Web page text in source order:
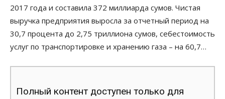
2017 года и составила 372 миллиарда сумов. Чистая
выручка предприятия выросла за отчетный период на
30,7 процента до 2,75 триллиона сумов, себестоимость
услуг по транспортировке и хранению газа – на 60,7…
Полный контент доступен только для